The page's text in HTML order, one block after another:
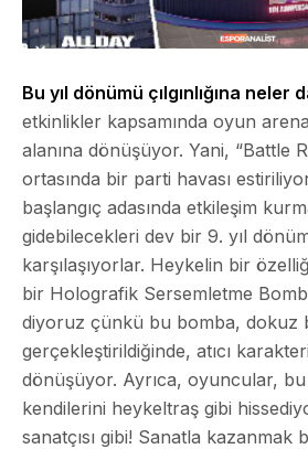
Bu yıl dönümü çılgınlığına neler
etkinlikler kapsamında oyun
alanına dönüşüyor. Yani, “Battle
ortasında bir parti havası
başlangıç adasında etkileşim
gidebilecekleri dev bir 9. yıl
karşılaşıyorlar. Heykelin bir
bir Holografik Sersemletme
diyoruz çünkü bu bomba, dokuz
gerçekleştirildiğinde, atıcı
dönüşüyor. Ayrıca, oyuncular, bu
kendilerini heykeltraş gibi
sanatçısı gibi! Sanatla kazanmak